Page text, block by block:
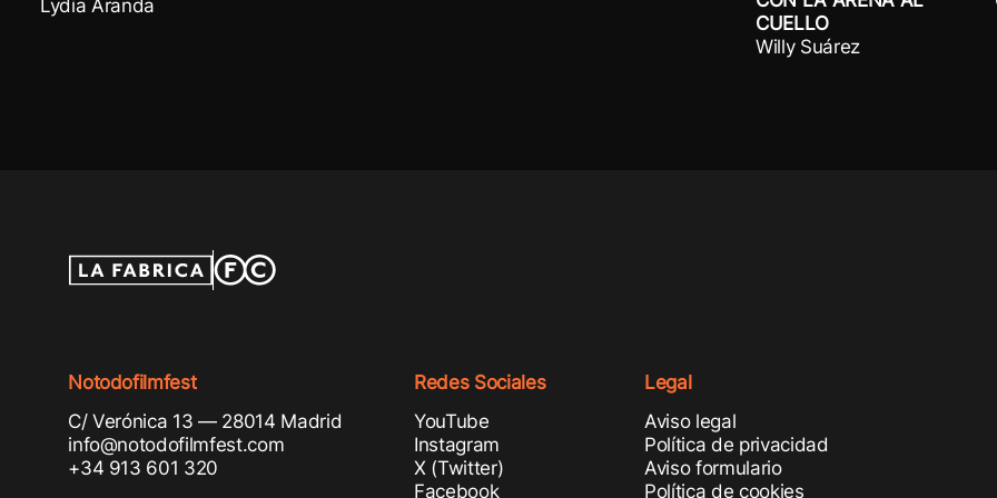
Lydia Aranda
CUELLO
Willy Suárez
Notodofilmfest
C/ Verónica 13 — 28014 Madrid
info@notodofilmfest.com
+34 913 601 320
Redes Sociales
YouTube
Instagram
X (Twitter)
Facebook
Legal
Aviso legal
Política de privacidad
Aviso formulario
Política de cookies